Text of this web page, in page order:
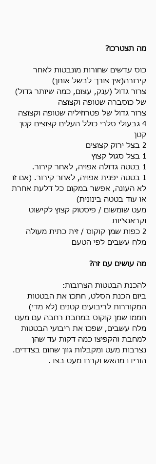
מה תצטרכו?
כוס עדשים שחורות מונבטות לאחר
קירורה(אין צורך לבשל אותן)
צרור גדול (ענק, עצום, כמה שיותר גדול)
של כוסברה שטופה וקצוצה
צרור גדול של פטרוזיליה שטופה וקצוצה
4 גבעולי סלרי כולל העלים קצוצים קטן
קטן
2 בצל ירוק קצוצים
1 בצל סגול קצוץ
1 בטטה גדולה אפויה, לאחר קירור.
1 בטטה יפנית אפויה, לאחר קירור. (אם זו
לא העונה, אפשר במקום כל דלעת אחרת
או עוד בטטה בינונית)
מעט שומשום / פיסטוק קצוץ לקישוט
וקראנצ'יות
2 כפות שמן קוקוס / זית כתית מעולה
מלח עשבים לפי הטעם
מה עושים עם זה?
להכנת הבטטות הצרובות:
ביום הכנת הסלט, חתכו את הבטטות
המקוררות לריבועים קטנים (לא מדי)
חממו שמן קוקוס במחבת רחבה עם מעט
מלח עשבים, שפכו את ריבועי הבטטות
למחבת והקפיצו כמה דקות עד שהן
נצרבות מעט ומקבלות גוון שחום בצדדים.
הורידו מהאש וקררו מעט בצד.